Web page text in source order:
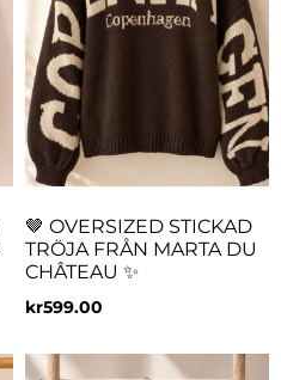
🤎 OVERSIZED STICKAD
TRÖJA FRÅN MARTA DU
CHÂTEAU ✨
kr599.00